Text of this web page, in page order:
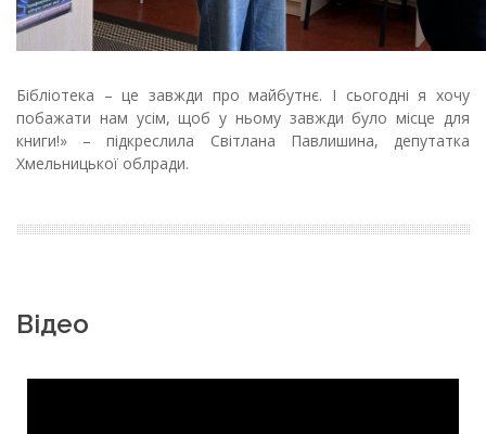
Бібліотека – це завжди про майбутнє. І сьогодні я хочу
побажати нам усім, щоб у ньому завжди було місце для
книги!» – підкреслила Світлана Павлишина, депутатка
Хмельницької облради.
Відео